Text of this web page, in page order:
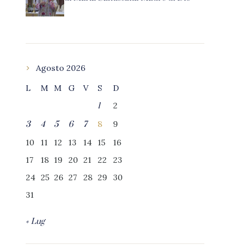
Agosto 2026
L
M M G V S
D
1
2
3
4 5 6 7 8
9
10
11 12 13 14 15
16
17
18 19 20 21 22
23
24 25 26 27 28 29
30
31
« Lug